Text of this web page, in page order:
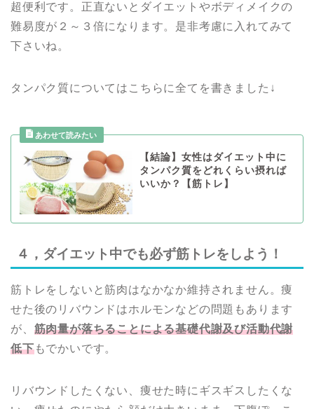
超便利です。正直ないとダイエットやボディメイクの
難易度が２～３倍になります。是非考慮に入れてみて
下さいね。
タンパク質についてはこちらに全てを書きました↓
【結論】女性はダイエット中に
タンパク質をどれくらい摂れば
いいか？【筋トレ】
４，ダイエット中でも必ず筋トレをしよう！
筋トレをしないと筋肉はなかなか維持されません。痩
せた後のリバウンドはホルモンなどの問題もあります
が、 筋肉量が落ちることによる基礎代謝及び活動代謝
低下もでかいです。
リバウンドしたくない、痩せた時にギスギスしたくな